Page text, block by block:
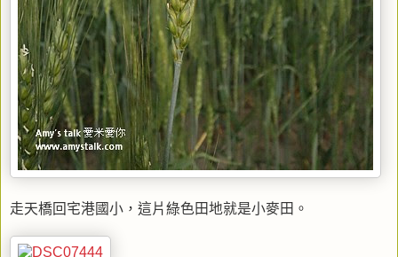
走天橋回宅港國小，這片綠色田地就是小麥田。